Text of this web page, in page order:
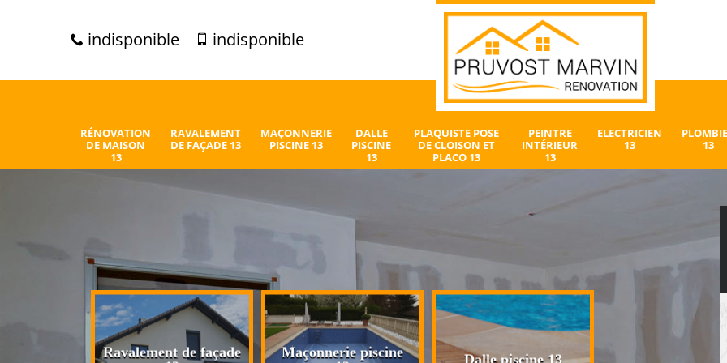
indisponible indisponible
RÉNOVATION
DE MAISON
13
RAVALEMENT
DE FAÇADE 13
MAÇONNERIE
PISCINE 13
DALLE
PISCINE
13
PLAQUISTE POSE
DE CLOISON ET
PLACO 13
PEINTRE
INTÉRIEUR
13
ELECTRICIEN
13
13
Ravalement de façade
Maçonnerie piscine
Dalle piscine 13